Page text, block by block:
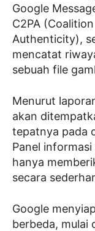
Google
C2PA
Authenticity),
mencatat
sebuah file
Menurut
akan
tepatnya pada
Panel
hanya
secara
Google
berbeda, mulai